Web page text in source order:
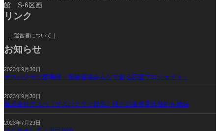
館 S-6区画
リンク
｜運営者について｜
お知らせ
2023年9月30日
ザスパクサツ群馬様「新練習場みんなで創る応援プロジェクト」
2023年9月30日
株式会社ザスパ（ザスパクサツ群馬）様との業務委託契約を締結
2023年7月29日